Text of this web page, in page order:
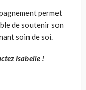
permet
de soutenir son
soin de soi.
Isabelle !